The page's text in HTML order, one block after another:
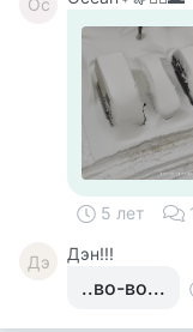
Oc
5 лет
Дэ Дэн!!!
..во-во...